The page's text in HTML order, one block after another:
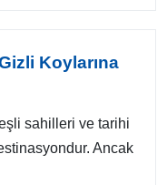
Koylarına
sahilleri ve tarihi
Ancak